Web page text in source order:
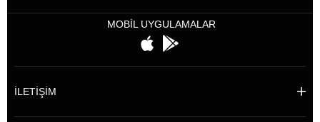
MOBİL UYGULAMALAR
İLETİŞİM